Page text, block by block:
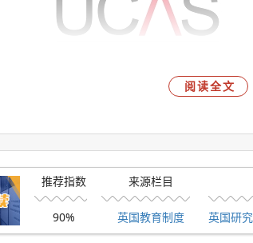
用中英两个小组共同工作的模式，无论是
己的实际情况，做出正确的选择。
详细的大学排名榜单，有需要的可以点击
阅读全文
推荐指数
90%
来源栏目
英国教育制度 英国研